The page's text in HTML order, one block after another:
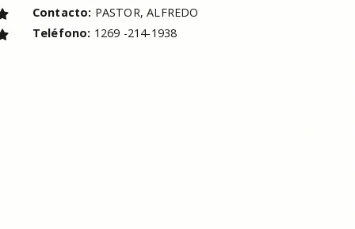
Contacto: PASTOR, ALFREDO
Teléfono: 1269 -214-1938